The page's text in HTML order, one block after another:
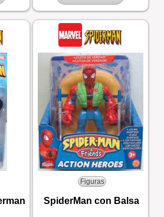
Figuras
SpiderMan con Balsa